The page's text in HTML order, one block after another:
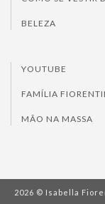
BELEZA
YOUTUBE
FAMÍLIA
MÃO NA MASSA
2026 © Isabella